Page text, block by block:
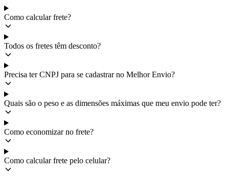
Como calcular frete?
Todos os fretes têm desconto?
Precisa ter CNPJ para se cadastrar no Melhor Envio?
Quais são o peso e as dimensões máximas que meu envio pode ter?
Como economizar no frete?
Como calcular frete pelo celular?